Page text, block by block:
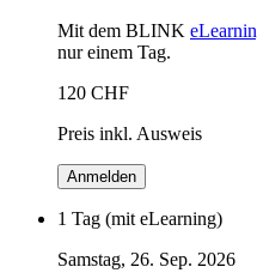
Mit dem BLINK
nur einem Tag.
120 CHF
Preis inkl. Ausweis
Anmelden
1 Tag (mit eLearning)
Samstag, 26. Sep. 2026